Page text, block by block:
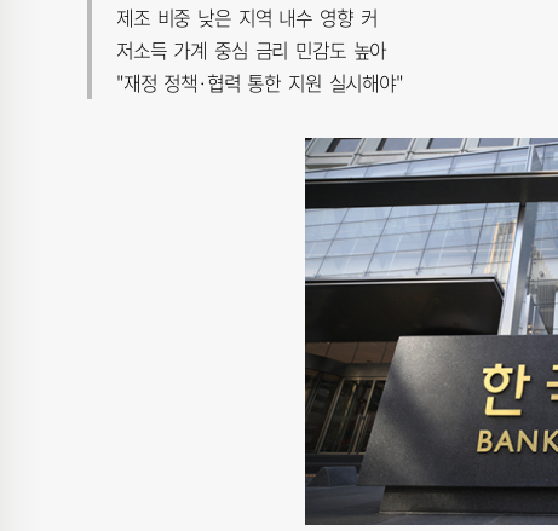
제조 비중 낮은 지역 내수 영향 커
저소득 가계 중심 금리 민감도 높아
"재정 정책·협력 통한 지원 실시해야"